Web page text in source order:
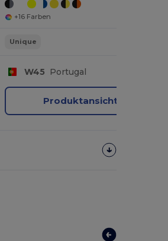
+16 Farben
Unique
W45 Portugal
Produktansicht